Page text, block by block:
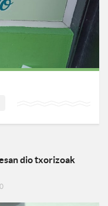
dio txorizoak
0